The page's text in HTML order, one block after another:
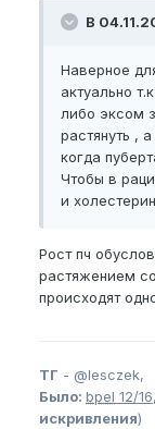
В
Наверное
актуально
либо эксом
растянуть ,
когда
Чтобы в
и холестерин
Рост пч
растяжением
происходят
ТГ - @lesczek,
Было: bpel 12/16,
искривления)